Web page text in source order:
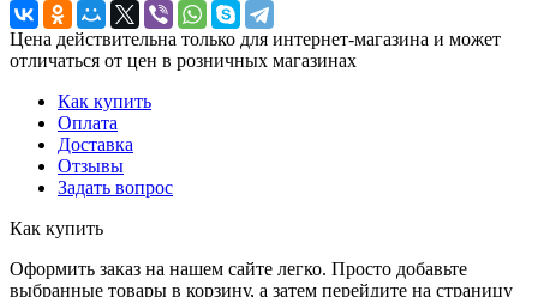
Цена действительна только для интернет-магазина и может
отличаться от цен в розничных магазинах
Как купить
Оплата
Доставка
Отзывы
Задать вопрос
Как купить
Оформить заказ на нашем сайте легко. Просто добавьте
выбранные товары в корзину, а затем перейдите на страницу